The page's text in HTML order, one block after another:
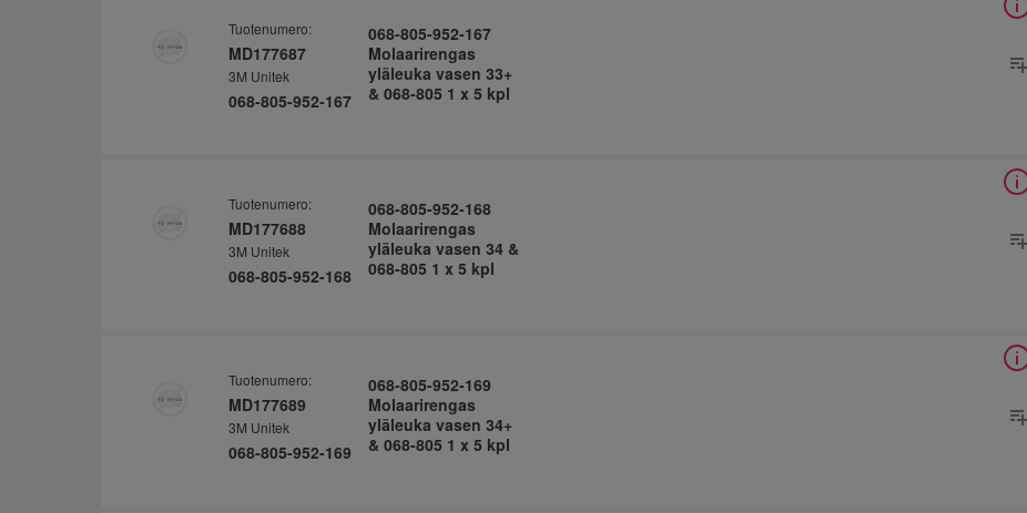
Tuotenumero:
MD177687
3M Unitek
068-805-952-167
068-805-952-167
Molaarirengas
yläleuka vasen 33+
& 068-805 1 x 5 kpl
Tuotenumero:
MD177688
3M Unitek
068-805-952-168
068-805-952-168
Molaarirengas
yläleuka vasen 34 &
068-805 1 x 5 kpl
Tuotenumero:
MD177689
3M Unitek
068-805-952-169
068-805-952-169
Molaarirengas
yläleuka vasen 34+
& 068-805 1 x 5 kpl